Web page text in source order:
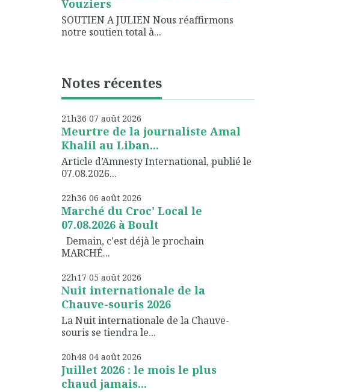
Vouziers
SOUTIEN A JULIEN Nous réaffirmons
notre soutien total à...
Notes récentes
21h36 07 août 2026
Meurtre de la journaliste Amal
Khalil au Liban...
Article d’Amnesty International, publié le
07.08.2026...
22h36 06 août 2026
Marché du Croc' Local le
07.08.2026 à Boult
Demain, c'est déjà le prochain
MARCHÉ...
22h17 05 août 2026
Nuit internationale de la
Chauve-souris 2026
La Nuit internationale de la Chauve-
souris se tiendra le...
20h48 04 août 2026
Juillet 2026 : le mois le plus
chaud jamais...